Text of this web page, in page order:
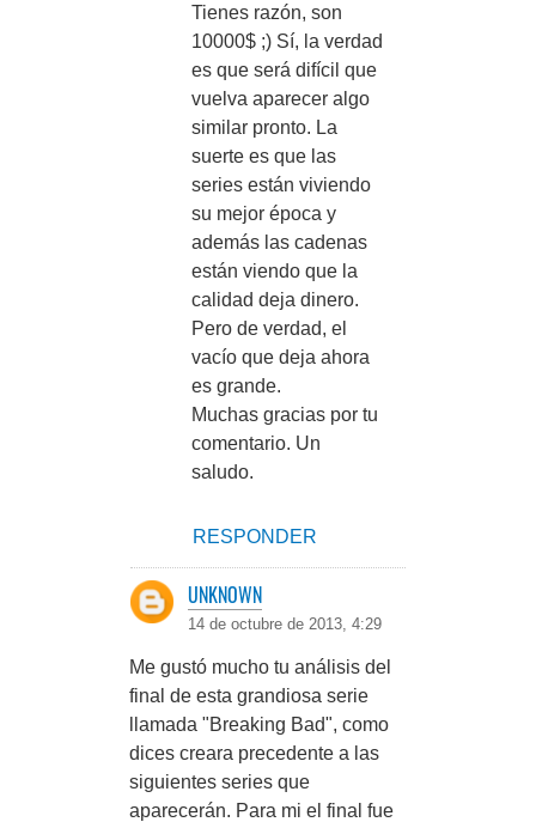
Tienes razón, son
10000$ ;) Sí, la verdad
es que será difícil que
vuelva aparecer algo
similar pronto. La
suerte es que las
series están viviendo
su mejor época y
además las cadenas
están viendo que la
calidad deja dinero.
Pero de verdad, el
vacío que deja ahora
es grande.
Muchas gracias por tu
comentario. Un
saludo.
RESPONDER
UNKNOWN
14 de octubre de 2013, 4:29
Me gustó mucho tu análisis del
final de esta grandiosa serie
llamada "Breaking Bad", como
dices creara precedente a las
siguientes series que
aparecerán. Para mi el final fue